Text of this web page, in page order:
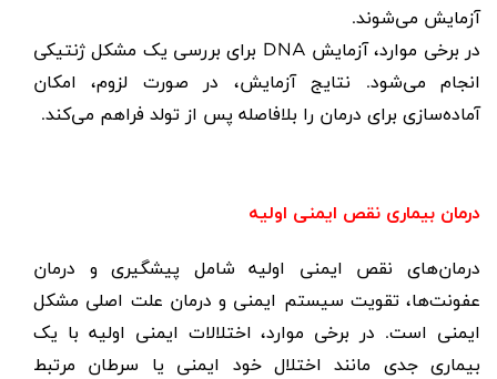
آزمایش می‌شوند.
در برخی موارد، آزمایش DNA برای بررسی یک مشکل ژنتیکی
انجام می‌شود. نتایج آزمایش، در صورت لزوم، امکان
آماده‌سازی برای درمان را بلافاصله پس از تولد فراهم می‌کند.
درمان بیماری نقص ایمنی اولیه
درمان‌های نقص ایمنی اولیه شامل پیشگیری و درمان
عفونت‌ها، تقویت سیستم ایمنی و درمان علت اصلی مشکل
ایمنی است. در برخی موارد، اختلالات ایمنی اولیه با یک
بیماری جدی مانند اختلال خود ایمنی یا سرطان مرتبط